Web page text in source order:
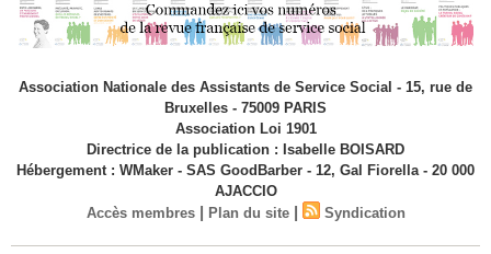
Association Nationale des Assistants de Service Social - 15, rue de
Bruxelles - 75009 PARIS
Association Loi 1901
Directrice de la publication : Isabelle BOISARD
Hébergement : WMaker - SAS GoodBarber - 12, Gal Fiorella - 20 000
AJACCIO
Accès membres | Plan du site | Syndication